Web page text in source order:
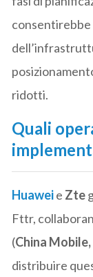
consentirebbe
ridotti.
Quali
Huaweie Zte
Fttr,
(China
distribuire